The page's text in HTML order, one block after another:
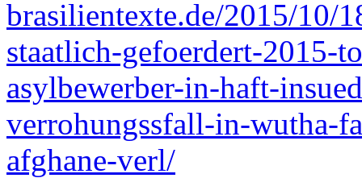
brasilientexte.de/2015/10/
staatlich-gefoerdert-2015-
asylbewerber-in-haft-
verrohungssfall-in-wutha-
afghane-verl/